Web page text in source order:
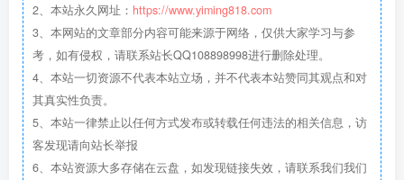
2、本站永久网址： https://www.yiming818.com
3、本网站的文章部分内容可能来源于网络，仅供大家学习与参
考，如有侵权，请联系站长QQ108898998进行删除处理。
4、本站一切资源不代表本站立场，并不代表本站赞同其观点和对
其真实性负责。
5、本站一律禁止以任何方式发布或转载任何违法的相关信息，访
客发现请向站长举报
6、本站资源大多存储在云盘，如发现链接失效，请联系我们我们